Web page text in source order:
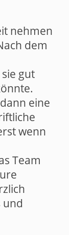
nehmen
dem
gut
eine
wenn
Team
und